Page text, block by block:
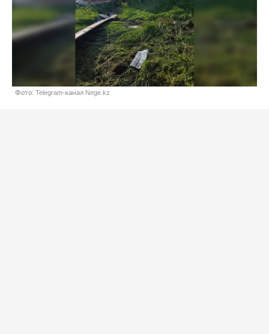
Фото: Telegram-канал Nege.kz